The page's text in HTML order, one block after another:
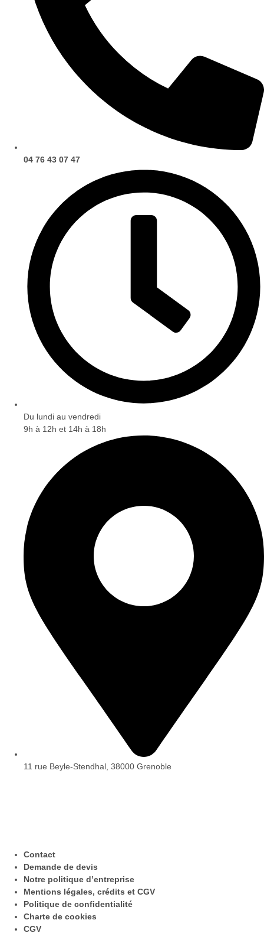
04 76 43 07 47
Du lundi au vendredi
9h à 12h et 14h à 18h
11 rue Beyle-Stendhal, 38000 Grenoble
Contact
Demande de devis
Notre politique d’entreprise
Mentions légales, crédits et CGV
Politique de confidentialité
Charte de cookies
CGV